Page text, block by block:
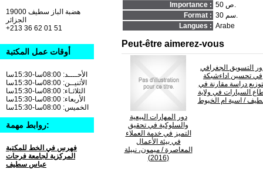
Importance :
50 ص.
Format :
30 سم.
Langues : Arabe
Peut-être aimerez-vous
دور المهارات البيعية
والسلوكية في تحقيق
التميز في خدمة العملاء
في بيئة الأعمال
المعاصرة/ ميمون، نبيلة
(2016)
التسويق الجغرافي
في تحسين اداءشبكة
دراسة مقارنة في
السيارات في ولاية
/ اسية ام الخيوط
19000 هضبة الباز سطيف
+213 36 62 01 51
أوقات عمل المكتبة
الأحــــد: 08:00سا-15:30سا
الأثنيــن: 08:00سا-15:30سا
الثلاثـاء: 08:00سا-15:30سا
الأربعاء: 08:00سا-15:30سا
الخميس: 08:00سا-15:30سا
روابط مهمة:
فهرس في الخط للمكتبة
المركزية لجامعة فرحات
عباس سطيف